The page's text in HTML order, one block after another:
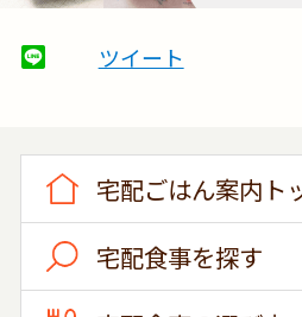
ツイート
宅配ごはん案内ト
宅配食事を探す